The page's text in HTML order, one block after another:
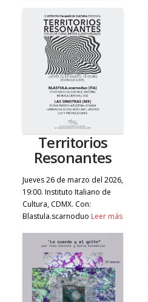
Territorios
Resonantes
Jueves 26 de marzo del 2026,
19:00. Instituto Italiano de
Cultura, CDMX. Con:
Blastula.scarnoduo Leer más